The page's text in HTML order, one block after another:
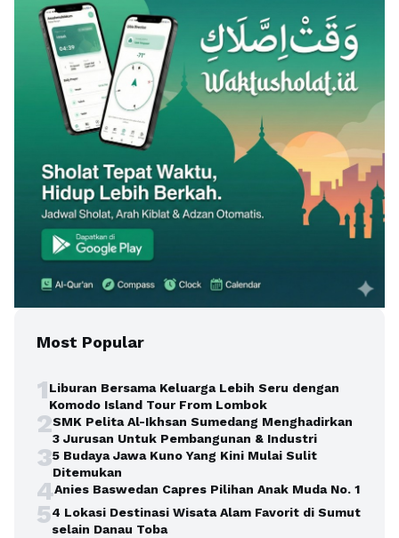
Most Popular
1Liburan Bersama Keluarga Lebih Seru dengan
Komodo Island Tour From Lombok
2SMK Pelita Al-Ikhsan Sumedang Menghadirkan
3 Jurusan Untuk Pembangunan & Industri
35 Budaya Jawa Kuno Yang Kini Mulai Sulit
Ditemukan
4Anies Baswedan Capres Pilihan Anak Muda No. 1
54 Lokasi Destinasi Wisata Alam Favorit di Sumut
selain Danau Toba